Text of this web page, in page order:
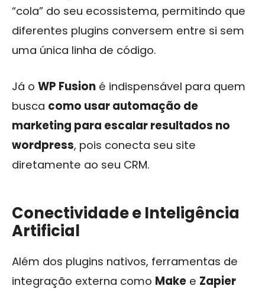
“cola” do seu ecossistema, permitindo que
diferentes plugins conversem entre si sem
uma única linha de código.
Já o WP Fusion é indispensável para quem
busca como usar automação de
marketing para escalar resultados no
wordpress, pois conecta seu site
diretamente ao seu CRM.
Conectividade e Inteligência
Artificial
Além dos plugins nativos, ferramentas de
integração externa como Make e Zapier